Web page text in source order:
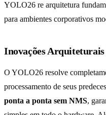
YOLO26 re arquitetura
para ambientes corporativos
Inovações
O YOLO26 resolve
processamento de seus
ponta a ponta sem NMS,